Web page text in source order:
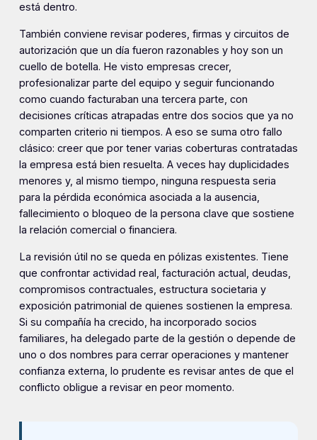
está dentro.
También conviene revisar poderes, firmas y circuitos de
autorización que un día fueron razonables y hoy son un
cuello de botella. He visto empresas crecer,
profesionalizar parte del equipo y seguir funcionando
como cuando facturaban una tercera parte, con
decisiones críticas atrapadas entre dos socios que ya no
comparten criterio ni tiempos. A eso se suma otro fallo
clásico: creer que por tener varias coberturas contratadas
la empresa está bien resuelta. A veces hay duplicidades
menores y, al mismo tiempo, ninguna respuesta seria
para la pérdida económica asociada a la ausencia,
fallecimiento o bloqueo de la persona clave que sostiene
la relación comercial o financiera.
La revisión útil no se queda en pólizas existentes. Tiene
que confrontar actividad real, facturación actual, deudas,
compromisos contractuales, estructura societaria y
exposición patrimonial de quienes sostienen la empresa.
Si su compañía ha crecido, ha incorporado socios
familiares, ha delegado parte de la gestión o depende de
uno o dos nombres para cerrar operaciones y mantener
confianza externa, lo prudente es revisar antes de que el
conflicto obligue a revisar en peor momento.